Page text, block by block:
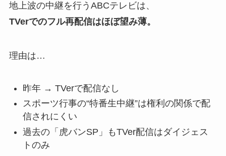
地上波の中継を行うABCテレビは、
TVerでのフル再配信はほぼ望み薄。
理由は…
昨年 → TVerで配信なし
スポーツ行事の“特番生中継”は権利の関係で配
信されにくい
過去の「虎バンSP」もTVer配信はダイジェス
トのみ